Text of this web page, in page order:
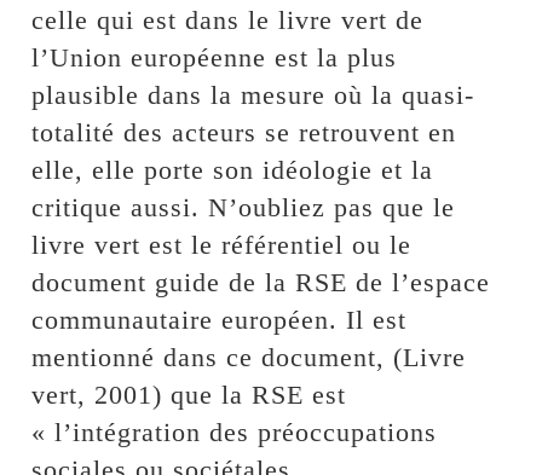
celle qui est dans le livre vert de
l’Union européenne est la plus
plausible dans la mesure où la quasi-
totalité des acteurs se retrouvent en
elle, elle porte son idéologie et la
critique aussi. N’oubliez pas que le
livre vert est le référentiel ou le
document guide de la RSE de l’espace
communautaire européen. Il est
mentionné dans ce document, (Livre
vert, 2001) que la RSE est
« l’intégration des préoccupations